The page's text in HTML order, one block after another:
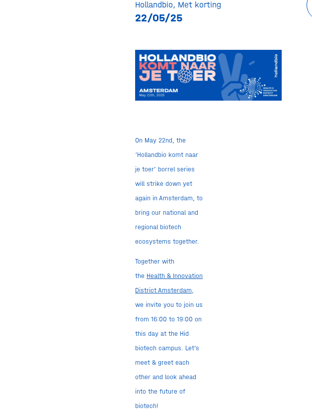
Hollandbio, Met korting
22/05/25
On May 22nd, the
‘Hollandbio komt naar
je toer’ borrel series
will strike down yet
again in Amsterdam, to
bring our national and
regional biotech
ecosystems together.
Together with
the Health & Innovation
District Amsterdam
we invite you to join us
from 16:00 to 19:00 on
this day at the Hid
biotech campus. Let’s
meet & greet each
other and look ahead
into the future of
biotech!